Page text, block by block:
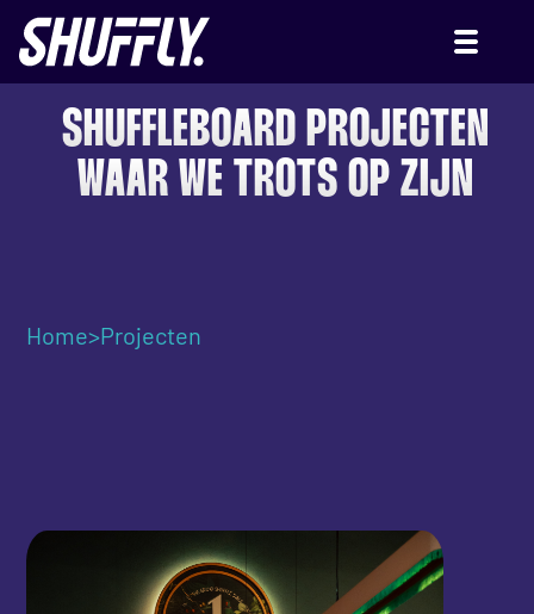
SHUFFLEBOARD PROJECTEN
WAAR WE TROTS OP ZIJN
Home>Projecten